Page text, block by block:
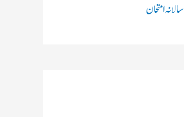
سالانہ امتحان